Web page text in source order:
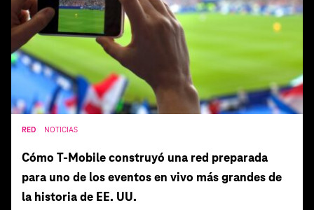
RED NOTICIAS
Cómo T‑Mobile construyó una red preparada
para uno de los eventos en vivo más grandes de
la historia de EE. UU.